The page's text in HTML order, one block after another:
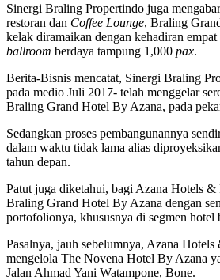
Sinergi Braling Propertindo juga
restoran dan Coffee Lounge, Braling
kelak diramaikan dengan kehadiran empat
ballroom berdaya tampung 1,000 pax.
Berita-Bisnis mencatat, Sinergi Braling
pada medio Juli 2017- telah menggelar
Braling Grand Hotel By Azana, pada
Sedangkan proses pembangunannya
dalam waktu tidak lama alias
tahun depan.
Patut juga diketahui, bagi Azana Hotels &
Braling Grand Hotel By Azana dengan
portofolionya, khususnya di segmen hotel
Pasalnya, jauh sebelumnya, Azana Hotels
mengelola The Novena Hotel By Azana
Jalan Ahmad Yani Watampone, Bone.